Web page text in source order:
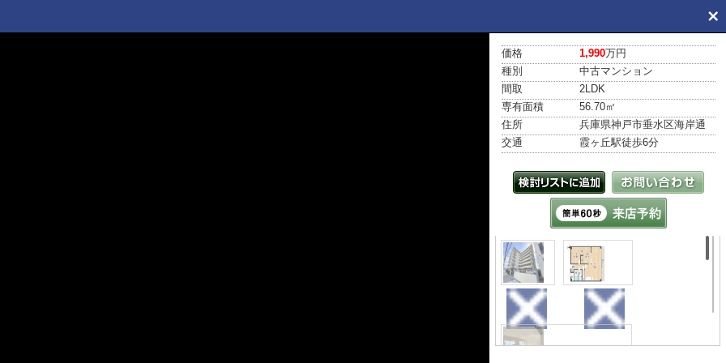
価格 1,990万円
種別
中古マンション
間取
2LDK
専有面積
56.70㎡
住所
兵庫県神戸市垂水区海岸通
交通
霞ヶ丘駅徒歩6分
外観 間取り